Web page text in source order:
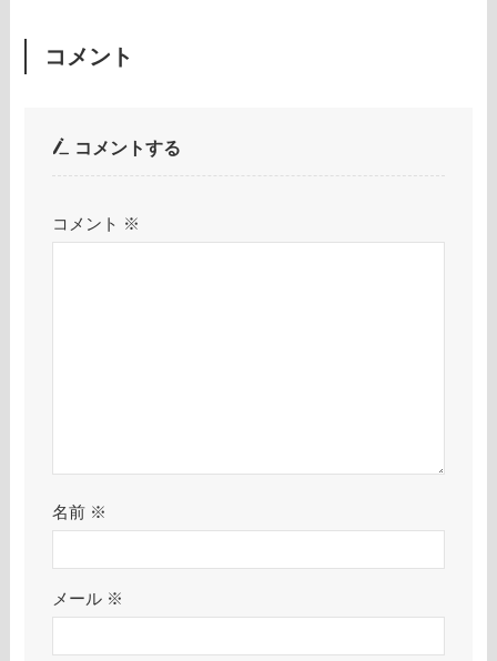
コメント
コメントする
コメント ※
名前 ※
メール ※